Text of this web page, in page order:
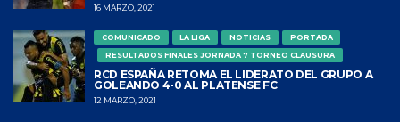
16 MARZO, 2021
COMUNICADO LA LIGA NOTICIAS
PORTADA
RESULTADOS FINALES JORNADA 7 TORNEO CLAUSURA
RCD ESPAÑA RETOMA EL LIDERATO DEL GRUPO A
GOLEANDO 4-0 AL PLATENSE FC
12 MARZO, 2021